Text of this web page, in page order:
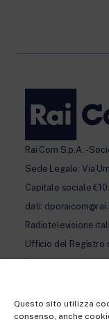
Questo sito utilizza
consenso, anche
Rai Com S.p.A. -
Sede Legale: Via
Capitale sociale
dati:
Radiotelevisione
Ufficio del Registro
| REA n. RM-